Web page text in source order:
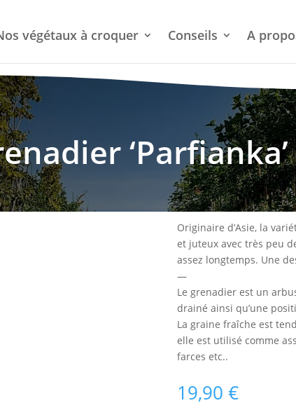
végétaux à croquer Conseils A
Originaire d’Asie, la
et juteux avec très peu
assez longtemps. Une
—
Le grenadier est un
drainé ainsi qu’une
La graine fraîche est
elle est utilisé comme
farces etc..
19,90 €